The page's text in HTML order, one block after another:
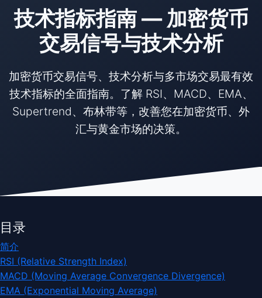
技术指标指南 — 加密货币
交易信号与技术分析
加密货币交易信号、技术分析与多市场交易最有效
技术指标的全面指南。了解 RSI、MACD、EMA、
Supertrend、布林带等，改善您在加密货币、外
汇与黄金市场的决策。
目录
简介
RSI (Relative Strength Index)
MACD (Moving Average Convergence Divergence)
EMA (Exponential Moving Average)